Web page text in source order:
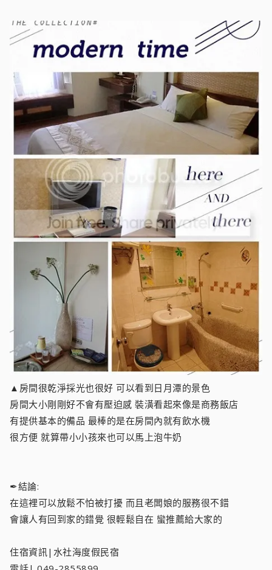
▲房間很乾淨採光也很好 可以看到日月潭的景色
房間大小剛剛好不會有壓迫感 裝潢看起來像是商務飯店
有提供基本的備品 最棒的是在房間內就有飲水機
很方便 就算帶小小孩來也可以馬上泡牛奶
✒結論:
在這裡可以放鬆不怕被打擾 而且老闆娘的服務很不錯
會讓人有回到家的錯覺 很輕鬆自在 蠻推薦給大家的
住宿資訊|水社海度假民宿